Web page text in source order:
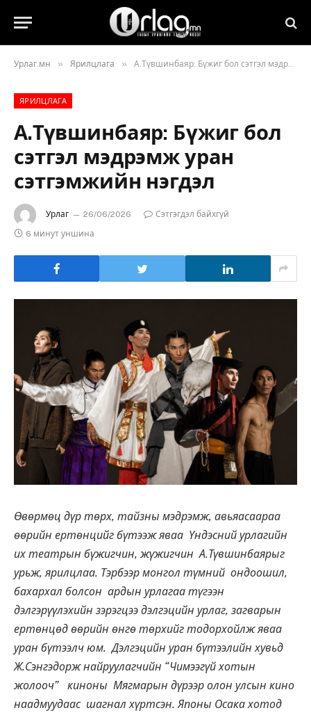
Урлаг.мн » Ярилцлага » А.Түвшинбаяр: Бүжиг бол сэтгэл мэдрэмж уран сэтгэмжийн нэгдэл
ЯРИЛЦЛАГА
А.Түвшинбаяр: Бүжиг бол
сэтгэл мэдрэмж уран
сэтгэмжийн нэгдэл
Урлаг 26/06/2026
Сэтгэгдэл байхгүй
6 минут уншина
Өвөрмөц дүр төрх, тайзны мэдрэмж, авьяасаараа
өөрийн ертөнцийг бүтээж яваа Үндэсний урлагийн
их театрын бүжигчин, жүжигчин А.Түвшинбаярыг
урьж, ярилцлаа. Тэрбээр монгол түмний ондоошил,
бахархал болсон ардын урлагаа түгээн
дэлгэрүүлэхийн зэрэгцээ дэлгэцийн урлаг, загварын
ертөнцөд өөрийн өнгө төрхийг тодорхойлж яваа
уран бүтээлч юм. Дэлгэцийн уран бүтээлийн хувьд
Ж.Сэнгэдорж найруулагчийн “Чимээгүй хотын
жолооч” киноны Мягмарын дүрээр олон улсын кино
наадмуудаас шагнал хүртсэн. Японы Осака хотод